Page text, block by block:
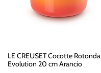
LE CREUSET Cocotte Rotonda
Evolution 20 cm Arancio